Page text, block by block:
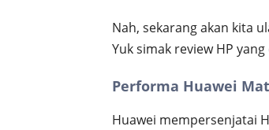
Nah, sekarang akan kita
Yuk simak review HP
Performa Huawei
Huawei mempersenjatai